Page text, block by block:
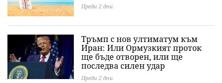
Преди 2 дни
Тръмп с нов ултиматум към
Иран: Или Ормузкият проток
ще бъде отворен, или ще
последва силен удар
Преди 2 дни